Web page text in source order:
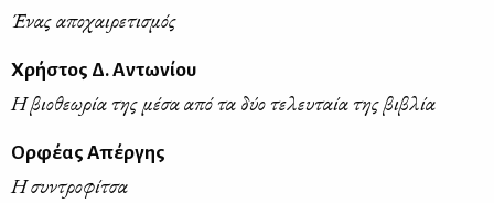
Ένας αποχαιρετισμός
Χρήστος Δ. Αντωνίου
Η βιοθεωρία της μέσα από τα δύο τελευταία της βιβλία
Ορφέας Απέργης
Η συντροφίτσα